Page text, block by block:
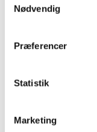
Nødvendig
Præferencer
Statistik
Marketing
TID
2025 (15)
2020 (19)